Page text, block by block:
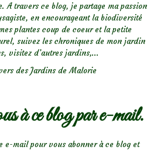
A travers ce blog, je partage ma passion
en encourageant la biodiversité
plantes coup de coeur et la petite
suivez les chroniques de mon jardin
visitez d’autres jardins,...
des Jardins de Malorie
à ce blog par e-mail.
e-mail pour vous abonner à ce blog et